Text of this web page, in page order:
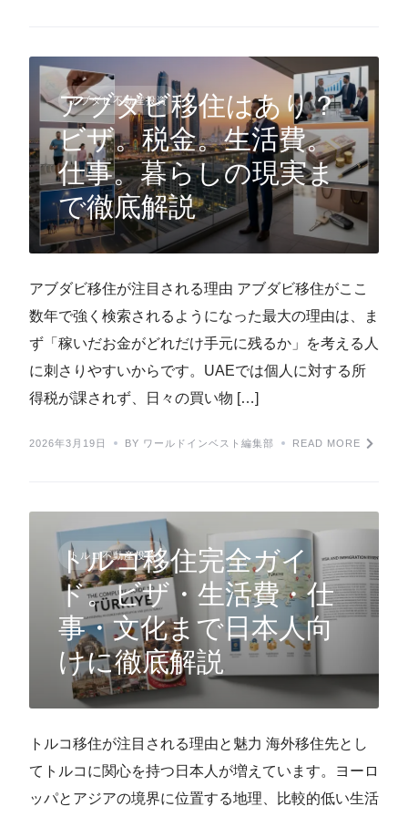
アブダビ不動産投資
アブダビ移住はあり？
ビザ。税金。生活費。
仕事。暮らしの現実ま
で徹底解説
アブダビ移住が注目される理由 アブダビ移住がここ
数年で強く検索されるようになった最大の理由は、ま
ず「稼いだお金がどれだけ手元に残るか」を考える人
に刺さりやすいからです。UAEでは個人に対する所
得税が課されず、日々の買い物 […]
2026年3月19日 BY ワールドインベスト編集部 READ MORE
トルコ不動産投資
トルコ移住完全ガイ
ド。ビザ・生活費・仕
事・文化まで日本人向
けに徹底解説
トルコ移住が注目される理由と魅力 海外移住先とし
てトルコに関心を持つ日本人が増えています。ヨーロ
ッパとアジアの境界に位置する地理、比較的低い生活